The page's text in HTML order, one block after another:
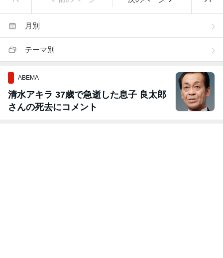
月別
テーマ別
ABEMA
清水アキラ 37歳で急逝した息子 良太郎
さんの死去にコメント